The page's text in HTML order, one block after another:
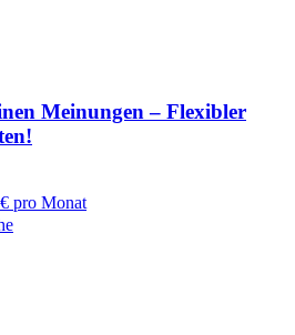
Meinungen – Flexibler
pro Monat